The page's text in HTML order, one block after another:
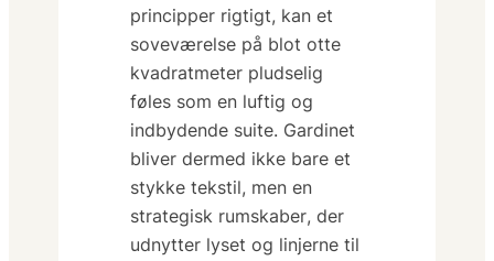
principper rigtigt, kan et
soveværelse på blot otte
kvadratmeter pludselig
føles som en luftig og
indbydende suite. Gardinet
bliver dermed ikke bare et
stykke tekstil, men en
strategisk rumskaber, der
udnytter lyset og linjerne til